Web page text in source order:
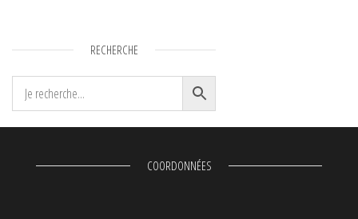
RECHERCHE
COORDONNÉES